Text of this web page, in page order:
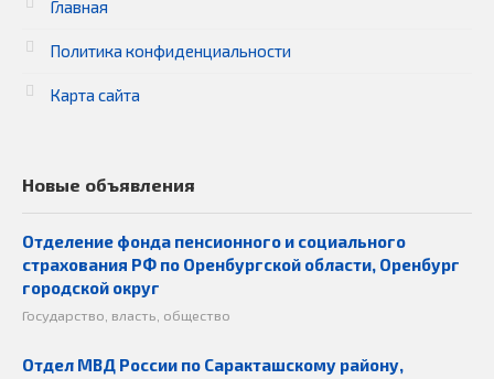
Главная
Политика конфиденциальности
Карта сайта
Новые объявления
Отделение фонда пенсионного и социального
страхования РФ по Оренбургской области, Оренбург
городской округ
Государство, власть, общество
Отдел МВД России по Саракташскому району,